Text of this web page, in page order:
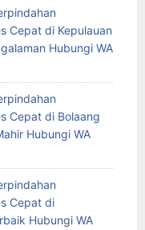
Cepat di Kepulauan
Hubungi WA
Cepat di Bolaang
Hubungi WA
Cepat di
Hubungi WA